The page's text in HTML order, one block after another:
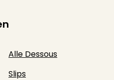
Alle Dessous
Slips